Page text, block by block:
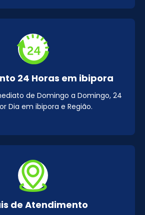
24 Horas em ibipora
de Domingo a Domingo, 24
Dia em ibipora e Região.
de Atendimento